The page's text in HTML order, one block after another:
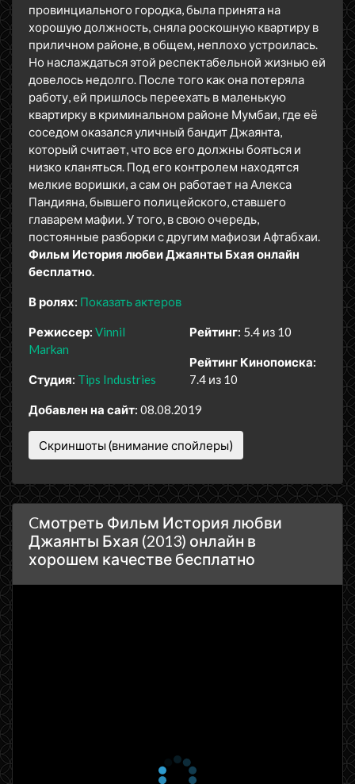
провинциального городка, была принята на
хорошую должность, сняла роскошную квартиру в
приличном районе, в общем, неплохо устроилась.
Но наслаждаться этой респектабельной жизнью ей
довелось недолго. После того как она потеряла
работу, ей пришлось переехать в маленькую
квартирку в криминальном районе Мумбаи, где её
соседом оказался уличный бандит Джаянта,
который считает, что все его должны бояться и
низко кланяться. Под его контролем находятся
мелкие воришки, а сам он работает на Алекса
Пандияна, бывшего полицейского, ставшего
главарем мафии. У того, в свою очередь,
постоянные разборки с другим мафиози Афтабхаи.
Фильм История любви Джаянты Бхая онлайн
бесплатно.
В ролях: Показать актеров
Режиссер: Vinnil
Markan
Студия: Tips Industries
Рейтинг: 5.4 из 10
Рейтинг Кинопоиска:
7.4 из 10
Добавлен на сайт: 08.08.2019
Скриншоты (внимание спойлеры)
Cмотреть Фильм История любви
Джаянты Бхая (2013) онлайн в
хорошем качестве бесплатно